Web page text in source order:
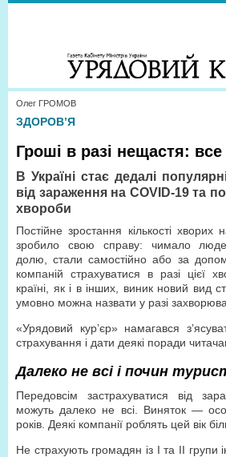
Олег ГРОМОВ
ЗДОРОВ’Я
Гроші в разі нещастя:
В Україні стає дедалі
від зараження на COVID-19 та
хвороби
Постійне зростання кількості хворих
зробило свою справу: чимало
долю, стали самостійно або за
компаній страхуватися в разі цієї
країні, як і в інших, виник новий вид
умовно можна назвати у разі
«Урядовий кур’єр» намагався
страхування і дати деякі поради
Далеко не всі і почин
Передовсім застрахуватися від
можуть далеко не всі. Виняток —
років. Деякі компанії роблять цей вік
Не страхують громадян із І та ІІ групи